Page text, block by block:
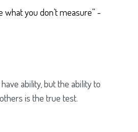
what you don’t measure” -
ability, but the ability to
is the true test.